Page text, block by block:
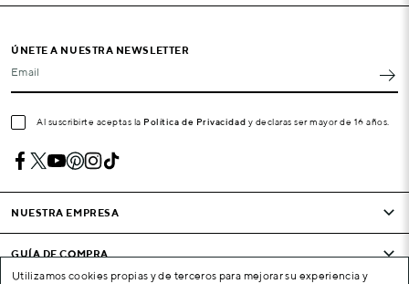
ÚNETE A NUESTRA NEWSLETTER
Email
Al suscribirte aceptas la Política de Privacidad y declaras ser mayor de 16 años.
NUESTRA EMPRESA
GUÍA DE COMPRA
Utilizamos cookies propias y de terceros para mejorar su experiencia y